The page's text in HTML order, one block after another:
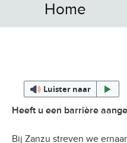
Home
Luister naar
Heeft u een barrière
Bij Zanzu streven we